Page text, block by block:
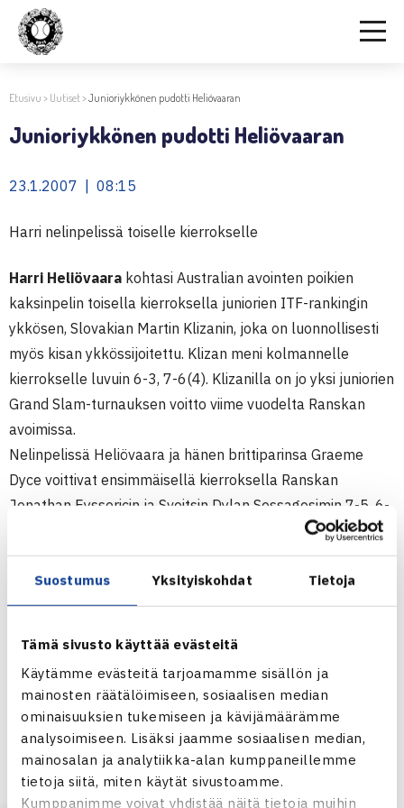
Suostumus Yksityiskohdat Tietoja
Tämä sivusto käyttää evästeitä
Käytämme evästeitä tarjoamamme sisällön ja
mainosten räätälöimiseen, sosiaalisen median
ominaisuuksien tukemiseen ja kävijämäärämme
analysoimiseen. Lisäksi jaamme sosiaalisen median,
mainosalan ja analytiikka-alan kumppaneillemme
tietoja siitä, miten käytät sivustoamme.
Kumppanimme voivat yhdistää näitä tietoja muihin
Etusivu > Uutiset>Junioriykkönen pudotti Heliövaaran
Junioriykkönen pudotti Heliövaaran
23.1.2007 | 08:15
Harri nelinpelissä toiselle kierrokselle
Harri Heliövaara kohtasi Australian avointen poikien
kaksinpelin toisella kierroksella juniorien ITF-rankingin
ykkösen, Slovakian Martin Klizanin, joka on luonnollisesti
myös kisan ykkössijoitettu. Klizan meni kolmannelle
kierrokselle luvuin 6-3, 7-6(4). Klizanilla on jo yksi juniorien
Grand Slam-turnauksen voitto viime vuodelta Ranskan
avoimissa.
Nelinpelissä Heliövaara ja hänen brittiparinsa Graeme
Dyce voittivat ensimmäisellä kierroksella Ranskan
Jonathan Eyssericin ja Sveitsin Dylan Sessagesimin 7-5, 6-
2 ja kohtaavat tiistaina Liettuan Ricardas Berankisin ja
Indonesian Christpher Rungkatin. Parit olivat vastakkain
viime viikolla Optus Nottinghill Intern. –turnauksessa,
jossa Berankis/Rungkat olivat luvuin 7-5, 6-2 parempia.
Australian avoimet 2007
Melbourne
Poikien kaksinpeli
2.kierrosta: Martin Klizan Slovakia (1.) – Harri Heliövaara
63 76(4)
Poikien nelinpeli